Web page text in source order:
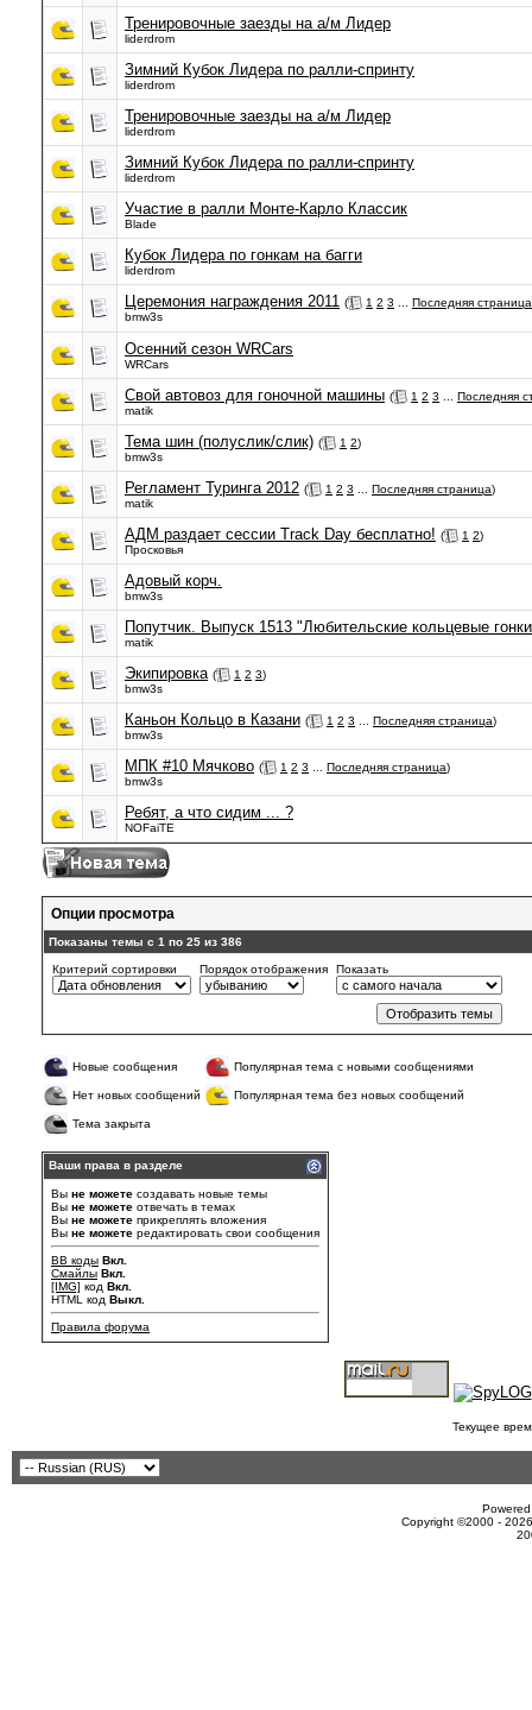
Тренировочные заезды на а/м Лидер
liderdrom
Зимний Кубок Лидера по ралли-спринту
liderdrom
Тренировочные заезды на а/м Лидер
liderdrom
Зимний Кубок Лидера по ралли-спринту
liderdrom
Участие в ралли Монте-Карло Классик
Blade
Кубок Лидера по гонкам на багги
liderdrom
Церемония награждения 2011 ( 1 2 3
Последняя страница
bmw3s
Осенний сезон WRCars
WRCars
Свой автовоз для гоночной машины ( 1 2 3
Последняя
matik
Тема шин (полуслик/слик) ( 1 2)
bmw3s
Регламент Туринга 2012 ( 1 2 3 Последняя страница)
matik
АДМ раздает сессии Track Day бесплатно! ( 1 2)
Просковья
Адовый корч.
bmw3s
Попутчик. Выпуск 1513 "Любительские кольцевые
matik
Экипировка ( 1 2 3)
bmw3s
Каньон Кольцо в Казани ( 1 2 3 Последняя страница)
bmw3s
МПК #10 Мячково ( 1 2 3 Последняя страница)
bmw3s
Ребят, а что сидим ... ?
NOFaiTE
Опции просмотра
Показаны темы с 1 по 25 из 386
Критерий сортировки Порядок отображения Показать
Новые сообщения Популярная тема с новыми сообщениями
Нет новых сообщений Популярная тема без новых сообщений
Тема закрыта
Ваши права в разделе
Вы не можете создавать новые темы
Вы не можете отвечать в темах
Вы не можете прикреплять вложения
Вы не можете редактировать свои сообщения
BB коды Вкл.
Смайлы Вкл.
[IMG] код Вкл.
HTML код Выкл.
Правила форума
Текущее
Copyright ©2000 -